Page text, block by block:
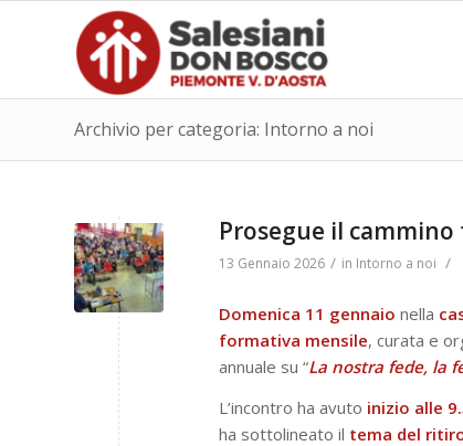
Archivio per categoria: Intorno a noi
Prosegue il
13 Gennaio 2026 / in Intorno a noi /
Domenica 11 gennaio nella
formativa mensile, curata e
annuale su “La nostra fede, la
L’incontro ha avuto inizio alle
ha sottolineato il tema del